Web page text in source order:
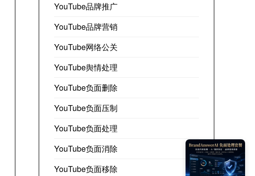
YouTube品牌推广
YouTube品牌营销
YouTube网络公关
YouTube舆情处理
YouTube负面删除
YouTube负面压制
YouTube负面处理
YouTube负面消除
YouTube负面移除